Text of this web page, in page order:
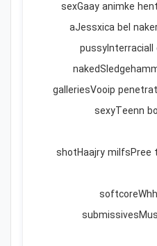
sexGaay animke
aJessxica bel
galleriesVooip
sexyTeenn
shotHaajry milfsPree